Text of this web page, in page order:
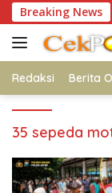
Langsung
ke
konten
Breaking News
Polri dan
Redaksi Berita
35 sepeda